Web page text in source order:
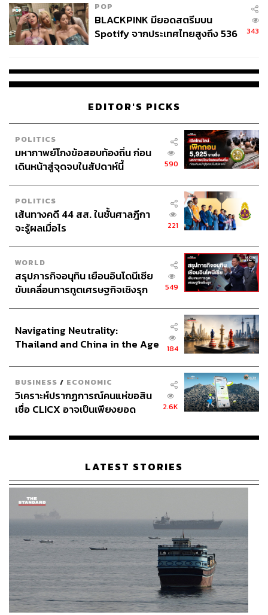
ไหลย้อนกลับไปกู้งบประมาณปี 2567 เพิ่มอีก
TAGS: กระเป๋าเงินดิจิทัล (Digital Wallet)
งบประมาณปี 2568
นายกรัฐมนตรี
GDP
การประชุมสภาผู้แทนราษฎร
ศิริกัญญา ตันสกุล
พรรคก้าวไกล
พระราชบัญญัติ
158
ABOUT THE AUTHOR
THE STANDARD TEAM
กองบรรณาธิการ THE STANDARD
ABOUT THE PHOTOGRAPHER
ฐานิส สุดโต
บรรณาธิการภาพ ประจำสำนักข่าว THE
STANDARD
POP
BLACKPINK มียอดสตรีมบน
Spotify จากประเทศไทยสูงถึง 536
343
EDITOR'S PICKS
POLITICS
มหากาพย์โกงข้อสอบท้องถิ่น ก่อน
เดินหน้าสู่จุดจบในสัปดาห์นี้
590
POLITICS
เส้นทางคดี 44 สส. ในชั้นศาลฎีกา
จะรู้ผลเมื่อไร
221
WORLD
สรุปภารกิจอนุทิน เยือนอินโดนีเซีย
ขับเคลื่อนการทูตเศรษฐกิจเชิงรุก
549
Navigating Neutrality:
Thailand and China in the Age
184
BUSINESS / ECONOMIC
วิเคราะห์ปรากฏการณ์คนแห่ขอสิน
เชื่อ CLICX อาจเป็นเพียงยอด
เรือนไทยที่ถูกซุกไว้
2.6K
LATEST STORIES